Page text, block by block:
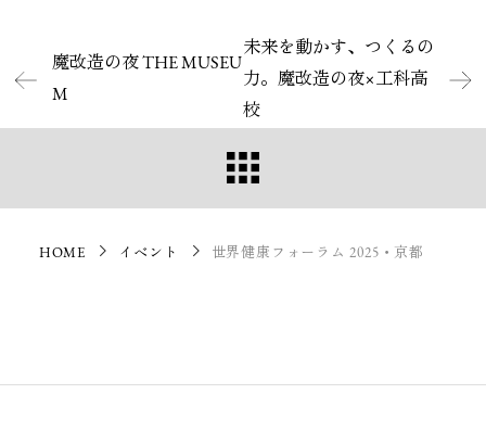
魔改造の夜 THE MUSEU
M
未来を動かす、つくるの
力。魔改造の夜×工科高
校
HOME イベント 世界健康フォーラム 2025・京都